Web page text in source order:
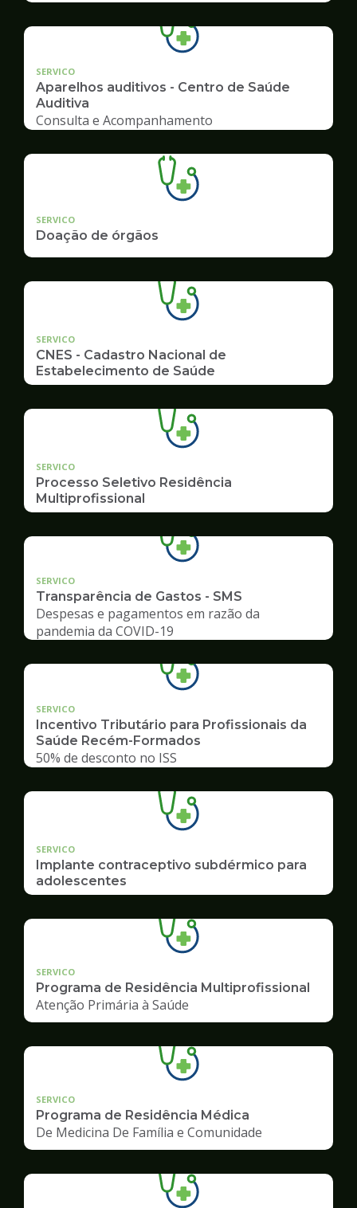
SERVICO
Aparelhos auditivos - Centro de Saúde
Auditiva
Consulta e Acompanhamento
SERVICO
Doação de órgãos
SERVICO
CNES - Cadastro Nacional de
Estabelecimento de Saúde
SERVICO
Processo Seletivo Residência
Multiprofissional
SERVICO
Transparência de Gastos - SMS
Despesas e pagamentos em razão da
pandemia da COVID-19
SERVICO
Incentivo Tributário para Profissionais da
Saúde Recém-Formados
50% de desconto no ISS
SERVICO
Implante contraceptivo subdérmico para
adolescentes
SERVICO
Programa de Residência Multiprofissional
Atenção Primária à Saúde
SERVICO
Programa de Residência Médica
De Medicina De Família e Comunidade